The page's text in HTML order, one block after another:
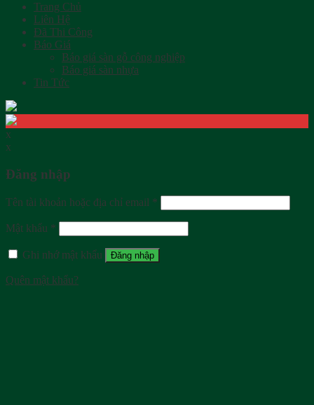
Trang Chủ
Liên Hệ
Đã Thi Công
Báo Giá
Báo giá sàn gỗ công nghiệp
Báo giá sàn nhựa
Tin Tức
x
x
Đăng nhập
Tên tài khoản hoặc địa chỉ email *
Mật khẩu *
Ghi nhớ mật khẩu Đăng nhập
Quên mật khẩu?